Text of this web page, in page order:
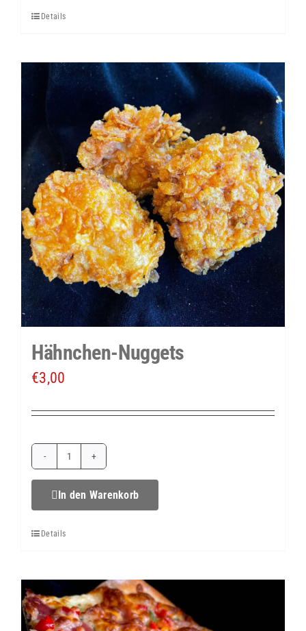
Details
Hähnchen-Nuggets
€3,00
Hähnchen-
Nuggets
In den Warenkorb
Details